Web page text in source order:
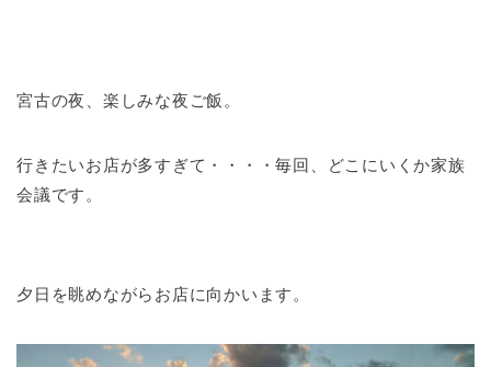
宮古の夜、楽しみな夜ご飯。
行きたいお店が多すぎて・・・・毎回、どこにいくか家族
会議です。
夕日を眺めながらお店に向かいます。